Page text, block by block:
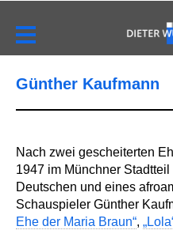
Günther Kaufmann
Nach zwei gescheiterten
1947 im Münchner
Deutschen und eines
Schauspieler Günther
Ehe der Maria Braun“,